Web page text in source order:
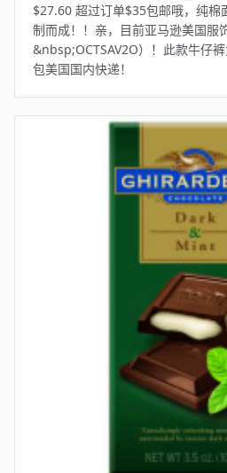
$27.60 超过订单$35包邮哦，纯棉
制而成！！亲，目前亚马逊美国服
&nbsp;OCTSAV2O）！此款牛仔
包美国国内快递！